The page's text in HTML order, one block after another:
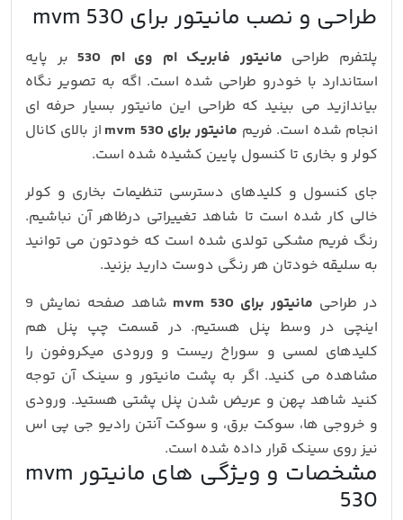
طراحی و نصب مانیتور برای mvm 530
پلتفرم طراحی مانیتور فابریک ام وی ام 530
بر پایه
استاندارد با خودرو طراحی شده است. اگه به تصویر نگاه
بیاندازید می بینید که طراحی این مانیتور بسیار حرفه ای
انجام شده است. فریم مانیتور برای mvm 530
از بالای کانال
کولر و بخاری تا کنسول پایین کشیده شده است.
جای کنسول و کلیدهای دسترسی تنظیمات بخاری و کولر
خالی کار شده است تا شاهد تغییراتی درظاهر آن نباشیم.
رنگ فریم مشکی تولدی شده است که خودتون می توانید
به سلیقه خودتان هر رنگی دوست دارید بزنید.
در طراحی مانیتور برای mvm 530
شاهد صفحه نمایش 9
اینچی در وسط پنل هستیم. در قسمت چپ پنل هم
کلیدهای لمسی و سوراخ ریست و ورودی میکروفون را
مشاهده می کنید. اگر به پشت مانیتور و سینک آن توجه
کنید شاهد پهن و عریض شدن پنل پشتی هستید. ورودی
و خروجی ها، سوکت برق، و سوکت آنتن رادیو جی پی اس
نیز روی سینک قرار داده شده است.
مشخصات و ویژگی های مانیتور mvm
530